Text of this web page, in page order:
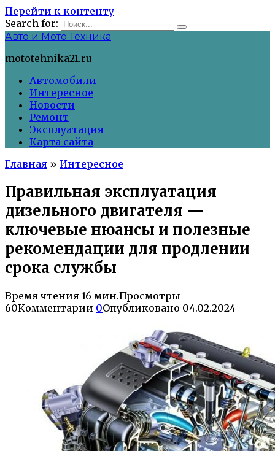
Перейти к контенту
Search for:
Авто и Мото Техника
mototehnika21.ru
Автомобили
Интересное
Новости
Ремонт
Эксплуатация
Карта сайта
Главная » Интересное
Правильная эксплуатация
дизельного двигателя —
ключевые нюансы и полезные
рекомендации для продлении
срока службы
Время чтения 16 мин.Просмотры
60Комментарии 0Опубликовано 04.02.2024